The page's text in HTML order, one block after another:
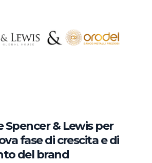
Spencer & Lewis per
fase di crescita e di
del brand